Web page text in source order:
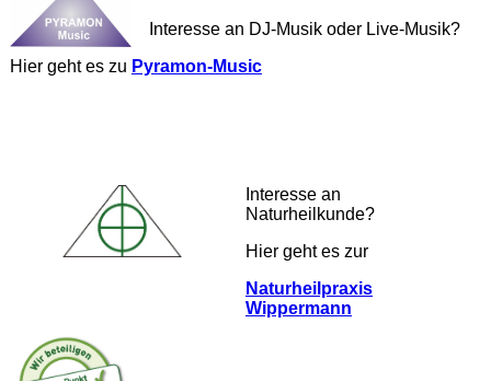
Interesse an DJ-Musik oder Live-Musik?
Hier geht es zu Pyramon-Music
Interesse an
Naturheilkunde?
Hier geht es zur
Naturheilpraxis
Wippermann